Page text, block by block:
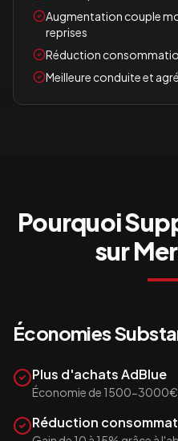
Augmentation couple
reprises
Réduction
Meilleure conduite et
Pourquoi
sur
Économies
Plus d'achats AdBlue
Économie de 1500-
Réduction